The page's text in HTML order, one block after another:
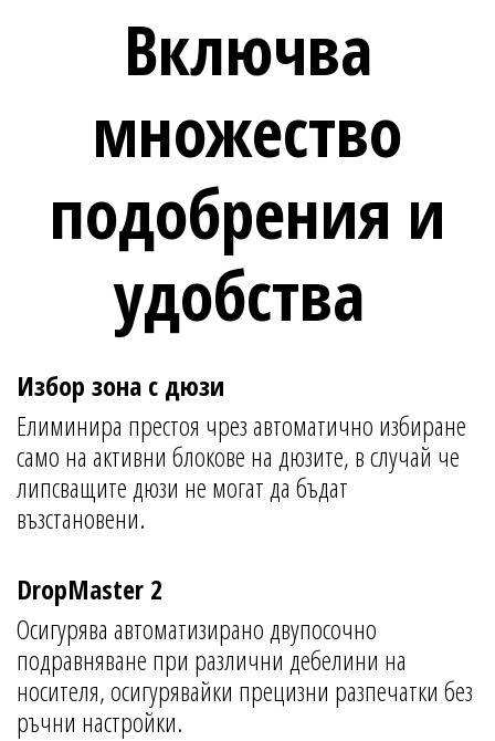
Включва
множество
подобрения и
удобства
Избор зона с дюзи
Елиминира престоя чрез автоматично избиране
само на активни блокове на дюзите, в случай че
липсващите дюзи не могат да бъдат
възстановени.
DropMaster 2
Осигурява автоматизирано двупосочно
подравняване при различни дебелини на
носителя, осигурявайки прецизни разпечатки без
ръчни настройки.